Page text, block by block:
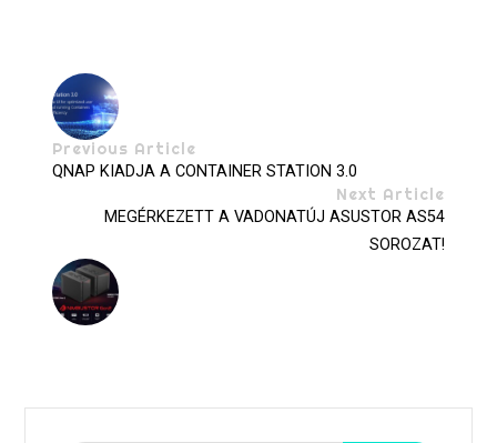
Previous Article
QNAP KIADJA A CONTAINER STATION 3.0
Next Article
MEGÉRKEZETT A VADONATÚJ ASUSTOR AS54
SOROZAT!